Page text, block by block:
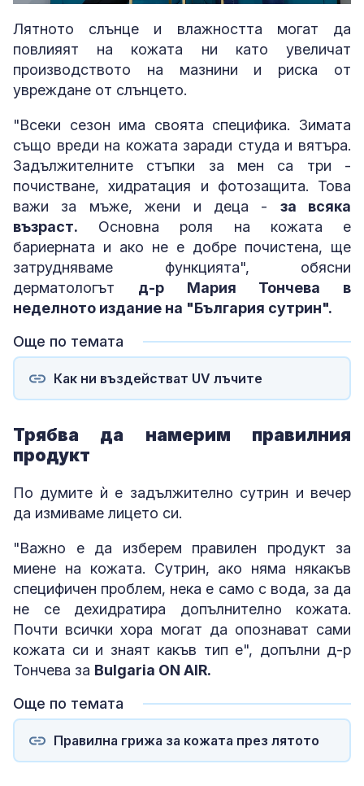
Лятното слънце и влажността могат да
повлияят на кожата ни като увеличат
производството на мазнини и риска от
увреждане от слънцето.
"Всеки сезон има своята специфика. Зимата
също вреди на кожата заради студа и вятъра.
Задължителните стъпки за мен са три -
почистване, хидратация и фотозащита. Това
важи за мъже, жени и деца - за всяка
възраст. Основна роля на кожата е
бариерната и ако не е добре почистена, ще
затрудняваме функцията", обясни
дерматологът д-р Мария Тончева в
неделното издание на "България сутрин".
Още по темата
Как ни въздействат UV лъчите
Трябва да намерим правилния
продукт
По думите ѝ е задължително сутрин и вечер
да измиваме лицето си.
"Важно е да изберем правилен продукт за
миене на кожата. Сутрин, ако няма някакъв
специфичен проблем, нека е само с вода, за да
не се дехидратира допълнително кожата.
Почти всички хора могат да опознават сами
кожата си и знаят какъв тип е", допълни д-р
Тончева за Bulgaria ON AIR.
Още по темата
Правилна грижа за кожата през лятото